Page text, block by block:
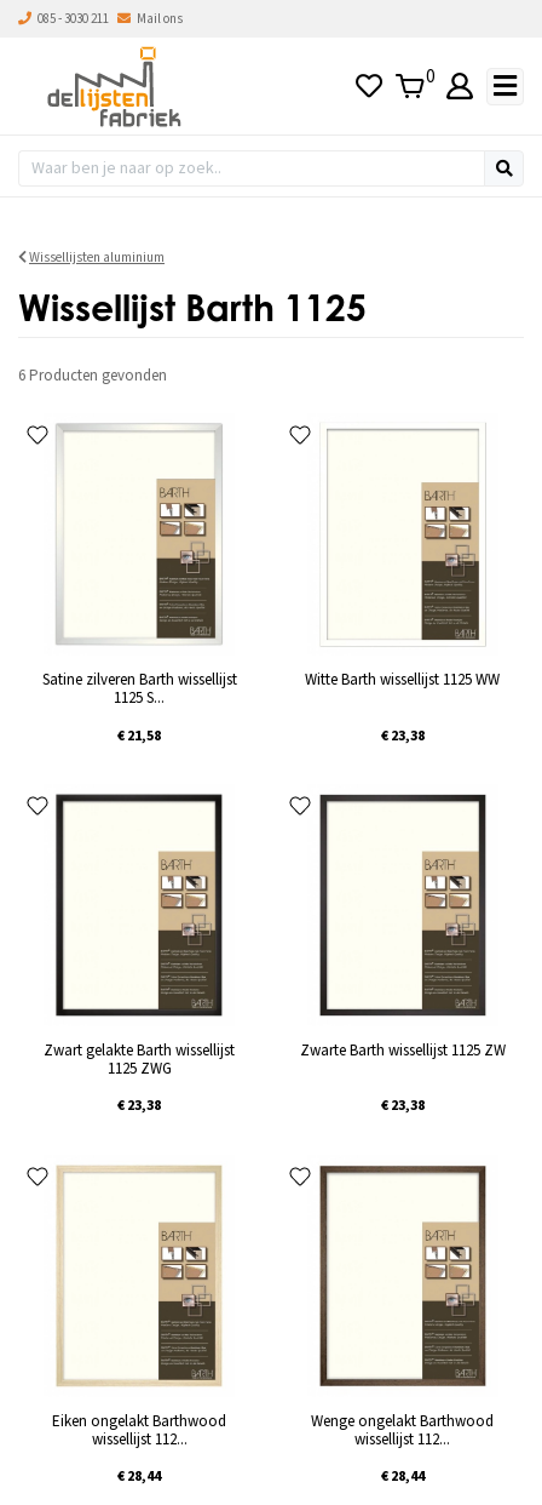
085 - 3030 211 Mail ons
0
Wissellijsten aluminium
Wissellijst Barth 1125
6 Producten gevonden
Satine zilveren Barth wissellijst
1125 S...
€ 21,58
Witte Barth wissellijst 1125 WW
€ 23,38
Zwart gelakte Barth wissellijst
1125 ZWG
€ 23,38
Zwarte Barth wissellijst 1125 ZW
€ 23,38
Eiken ongelakt Barthwood
wissellijst 112...
€ 28,44
Wenge ongelakt Barthwood
wissellijst 112...
€ 28,44